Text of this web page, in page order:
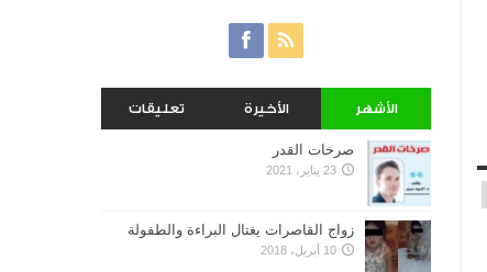
الأشهر الأخيرة تعليقات
صرخات القدر
23 يناير، 2021
زواج القاصرات يغتال البراءة والطفولة
10 أبريل، 2018